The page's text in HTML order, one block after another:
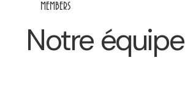
MEMBERS
Notre équipe